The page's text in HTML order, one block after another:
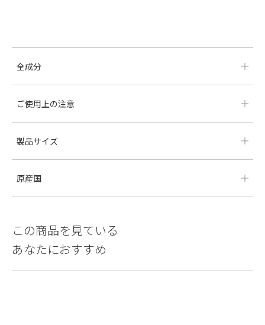
全成分
ご使用上の注意
製品サイズ
原産国
この商品を見ている
あなたにおすすめ